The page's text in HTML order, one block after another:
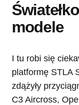
modele
I tu robi się
platformę STLA
zdążyły
C3 Aircross,